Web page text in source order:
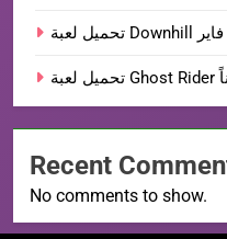
Recent
No comments to show.